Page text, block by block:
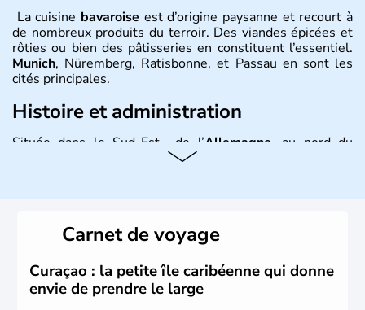
La cuisine bavaroise est d’origine paysanne et recourt à
de nombreux produits du terroir. Des viandes épicées et
rôties ou bien des pâtisseries en constituent l’essentiel.
Munich, Nüremberg, Ratisbonne, et Passau en sont les
cités principales.
Histoire et administration
Située dans le Sud-Est de l’Allemagne , au nord du
fait partie des seize
conservateur.Carnet de voyage
Curaçao : la petite île caribéenne qui donne
envie de prendre le large